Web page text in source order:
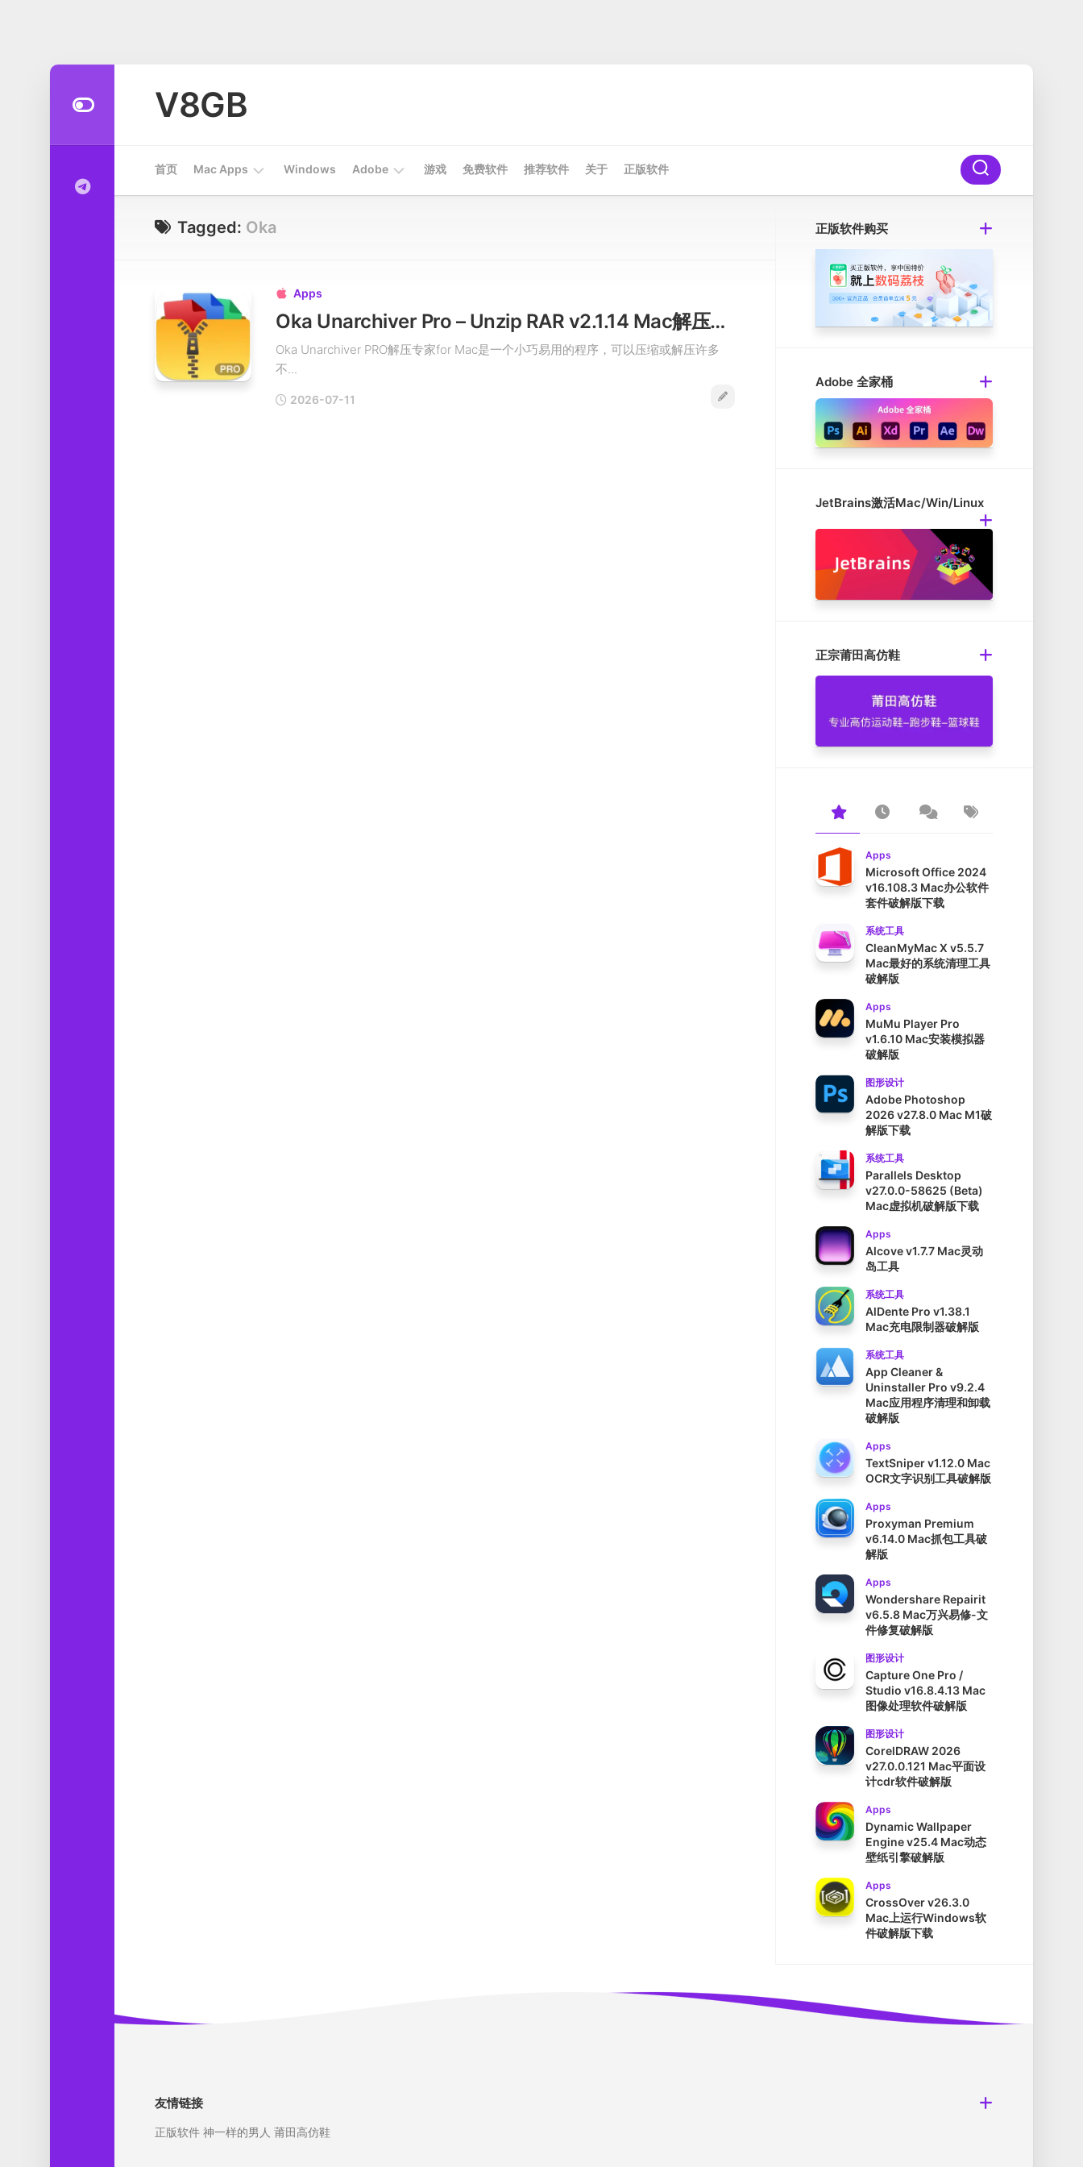
V8GB
首页 Mac Apps
Apps
具
工
具
Windows Adobe 游戏 免费软件 推荐软件 关于 正版软件
Tagged: Oka
 Apps
Oka Unarchiver Pro – Unzip RAR v2.1.14 Mac解压专家Oka Pro破解版
Oka Unarchiver PRO解压专家for Mac是一个小巧易用的程序，可以压缩或解压许多
不...
2026-07-11
正版软件购买
Adobe 全家桶
JetBrains激活Mac/Win/Linux
正宗莆田高仿鞋
Apps
Microsoft Office 2024
v16.108.3 Mac办公软件
套件破解版下载
系统工具
CleanMyMac X v5.5.7
Mac最好的系统清理工具
破解版
Apps
MuMu Player Pro
v1.6.10 Mac安装模拟器
破解版
图形设计
Adobe Photoshop
2026 v27.8.0 Mac M1破
解版下载
系统工具
Parallels Desktop
v27.0.0-58625 (Beta)
Mac虚拟机破解版下载
Apps
Alcove v1.7.7 Mac灵动
岛工具
系统工具
AlDente Pro v1.38.1
Mac充电限制器破解版
系统工具
App Cleaner &
Uninstaller Pro v9.2.4
Mac应用程序清理和卸载
破解版
Apps
TextSniper v1.12.0 Mac
OCR文字识别工具破解版
Apps
Proxyman Premium
v6.14.0 Mac抓包工具破
解版
Apps
Wondershare Repairit
v6.5.8 Mac万兴易修-文
件修复破解版
图形设计
Capture One Pro /
Studio v16.8.4.13 Mac
图像处理软件破解版
图形设计
CorelDRAW 2026
v27.0.0.121 Mac平面设
计cdr软件破解版
Apps
Dynamic Wallpaper
Engine v25.4 Mac动态
壁纸引擎破解版
Apps
CrossOver v26.3.0
Mac上运行Windows软
件破解版下载
友情链接
正版软件 神一样的男人 莆田高仿鞋